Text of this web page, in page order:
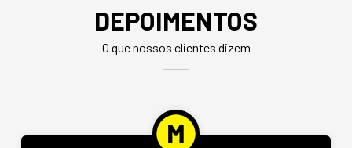
DEPOIMENTOS
O que nossos clientes dizem